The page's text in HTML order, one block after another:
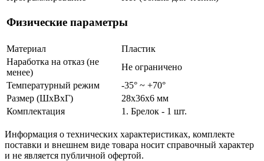
Физические параметры
Материал
Пластик
Наработка на отказ (не
менее)
Не ограничено
Температурный режим
-35° ~ +70°
Размер (ШxВxГ)
28х36x6 мм
Комплектация
1. Брелок - 1 шт.
Информация о технических характеристиках, комплекте
поставки и внешнем виде товара носит справочный характер
и не является публичной офертой.